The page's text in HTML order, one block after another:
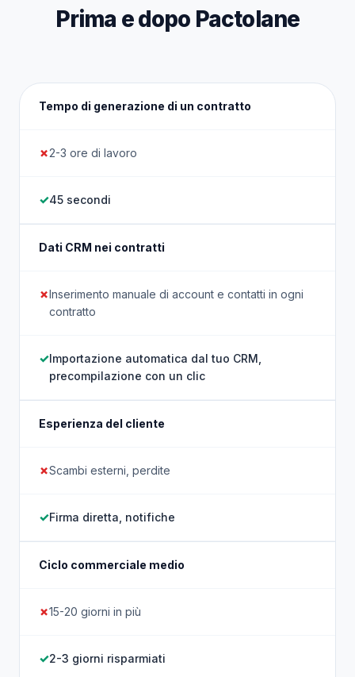
Prima e dopo Pactolane
Tempo di generazione di un contratto
2-3 ore di lavoro
45 secondi
Dati CRM nei contratti
Inserimento manuale di account e contatti in ogni
contratto
Importazione automatica dal tuo CRM,
precompilazione con un clic
Esperienza del cliente
Scambi esterni, perdite
Firma diretta, notifiche
Ciclo commerciale medio
15-20 giorni in più
2-3 giorni risparmiati